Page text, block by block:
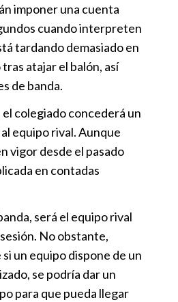
imponer una cuenta
cuando interpreten
tardando demasiado en
atajar el balón, así
de banda.
el colegiado concederá un
equipo rival. Aunque
vigor desde el pasado
en contadas
será el equipo rival
No obstante,
un equipo dispone de un
se podría dar un
para que pueda llegar